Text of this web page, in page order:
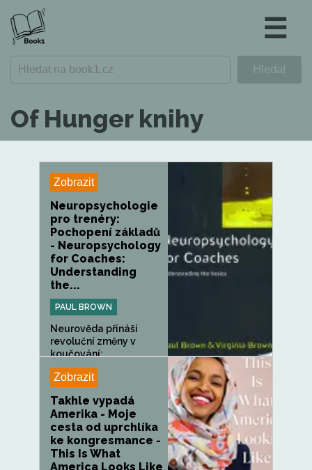
☰
Of Hunger knihy
Zobrazit
Neuropsychologie
pro trenéry:
Pochopení základů
- Neuropsychology
for Coaches:
Understanding
the...
PAUL BROWN
Neurověda přináší
revoluční změny v
koučování:...
Zobrazit
Takhle vypadá
Amerika - Moje
cesta od uprchlíka
ke kongresmance -
This Is What
America Looks Like